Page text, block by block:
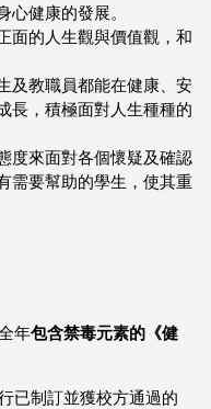
心健康的發展。
面的人生觀與價值觀，和
及教職員都能在健康、安
長，積極面對人生種種的
度來面對各個懷疑及確認
需要幫助的學生，使其重
年包含禁毒元素的《健
已制訂並獲校方通過的